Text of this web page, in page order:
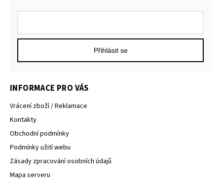
INFORMACE PRO VÁS
Vrácení zboží / Reklamace
Kontakty
Obchodní podmínky
Podmínky užití webu
Zásady zpracování osobních údajů
Mapa serveru
Přihlásit se